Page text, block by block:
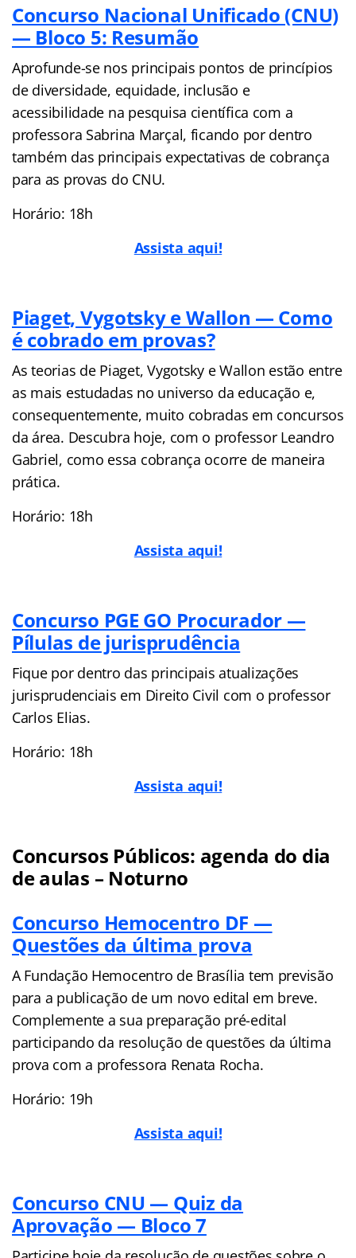
Concurso Nacional Unificado (CNU)
— Bloco 5: Resumão
Aprofunde-se nos principais pontos de princípios
de diversidade, equidade, inclusão e
acessibilidade na pesquisa científica com a
professora Sabrina Marçal, ficando por dentro
também das principais expectativas de cobrança
para as provas do CNU.
Horário: 18h
Assista aqui!
Piaget, Vygotsky e Wallon — Como
é cobrado em provas?
As teorias de Piaget, Vygotsky e Wallon estão entre
as mais estudadas no universo da educação e,
consequentemente, muito cobradas em concursos
da área. Descubra hoje, com o professor Leandro
Gabriel, como essa cobrança ocorre de maneira
prática.
Horário: 18h
Assista aqui!
Concurso PGE GO Procurador —
Pílulas de jurisprudência
Fique por dentro das principais atualizações
jurisprudenciais em Direito Civil com o professor
Carlos Elias.
Horário: 18h
Assista aqui!
Concursos Públicos: agenda do dia
de aulas – Noturno
Concurso Hemocentro DF —
Questões da última prova
A Fundação Hemocentro de Brasília tem previsão
para a publicação de um novo edital em breve.
Complemente a sua preparação pré-edital
participando da resolução de questões da última
prova com a professora Renata Rocha.
Horário: 19h
Assista aqui!
Concurso CNU — Quiz da
Aprovação — Bloco 7